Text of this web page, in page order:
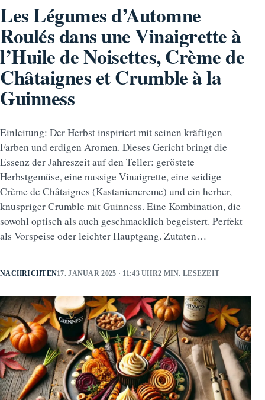
Les Légumes d’Automne
Roulés dans une Vinaigrette à
l’Huile de Noisettes, Crème de
Châtaignes et Crumble à la
Guinness
Einleitung: Der Herbst inspiriert mit seinen kräftigen
Farben und erdigen Aromen. Dieses Gericht bringt die
Essenz der Jahreszeit auf den Teller: geröstete
Herbstgemüse, eine nussige Vinaigrette, eine seidige
Crème de Châtaignes (Kastaniencreme) und ein herber,
knuspriger Crumble mit Guinness. Eine Kombination, die
sowohl optisch als auch geschmacklich begeistert. Perfekt
als Vorspeise oder leichter Hauptgang. Zutaten…
NACHRICHTEN17. JANUAR 2025 · 11:43 UHR2 MIN. LESEZEIT